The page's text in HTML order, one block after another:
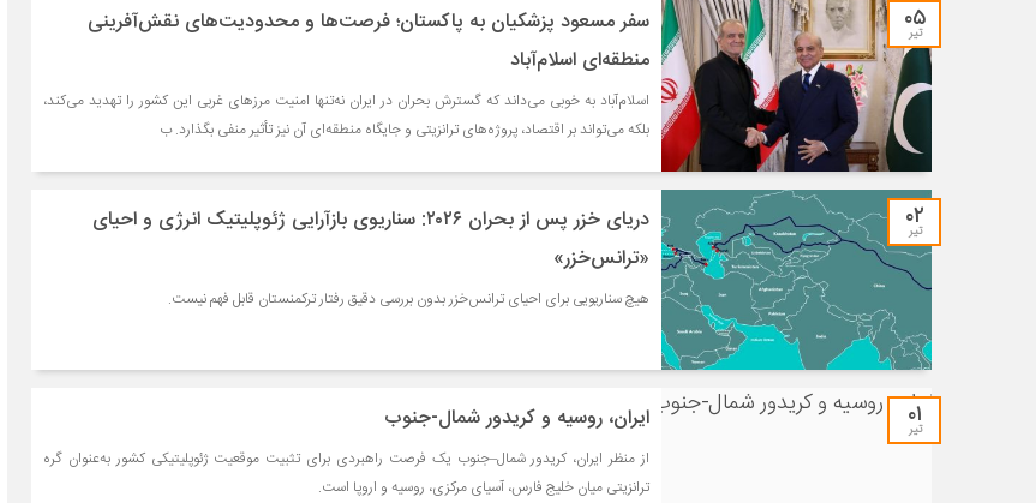
۰۵
تیر
سفر مسعود پزشکیان به پاکستان؛ فرصت‌ها و محدودیت‌های نقش‌آفرینی
منطقه‌ای اسلام‌آباد
اسلام‌آباد به خوبی می‌داند که گسترش بحران در ایران نه‌تنها امنیت مرزهای غربی این کشور را تهدید می‌کند،
بلکه می‌تواند بر اقتصاد، پروژه‌های ترانزیتی و جایگاه منطقه‌ای آن نیز تأثیر منفی بگذارد. ب
۰۲
تیر
دریای خزر پس از بحران ۲۰۲۶: سناریوی بازآرایی ژئوپلیتیک انرژی و احیای
«ترانس‌خزر»
هیچ سناریویی برای احیای ترانس‌خزر بدون بررسی دقیق رفتار ترکمنستان قابل فهم نیست.
۰۱
تیر ایران، روسیه و کریدور شمال-جنوب
از منظر ایران، کریدور شمال–جنوب یک فرصت راهبردی برای تثبیت موقعیت ژئوپلیتیکی کشور به‌عنوان گره
ترانزیتی میان خلیج فارس، آسیای مرکزی، روسیه و اروپا است.